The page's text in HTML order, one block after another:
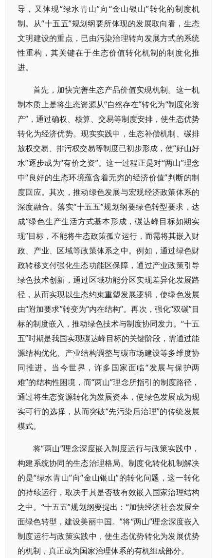
导，又体现“绿水青山”向“金山银山”转化的制度机
制。从“十五五”规划纲要所体现的发展取向看，生态
文明建设的重点，已由污染治理转向发展方式的系统
性重构，其关键在于生态价值转化机制的制度化推
进。
首先，加快完善生态产品价值实现机制。这一机
制本质上是将生态资源从“自然存在”转化为“制度化资
产”，通过确权、核算、交易等制度安排，使生态优势
转化为经济优势。现实实践中，生态补偿机制、碳排
放权交易、排污权交易等制度已初步形成，使“好山好
水”逐步成为“有价之资”。这一过程正是对“两山”理念
中“良好的生态环境蕴含着无穷的经济价值”判断的制
度回应。其次，推动绿色发展与宏观经济政策体系的
深度融合。落实“十五五”规划纲要绿色转型要求，达
成“绿色生产生活方式基本形成，碳达峰目标如期实
现”目标，不能将生态政策孤立运行，而需将其嵌入财
政、产业、区域等政策体系之中。例如，通过绿色财
政转移支付强化生态功能区保障，通过产业政策引导
绿色技术创新，通过区域功能分区实现差异化发展路
径，从而实现以生态约束重塑发展逻辑，使绿色发展
由“附加要求”转变为“内在结构”。再次，强化“双碳”目
标的制度嵌入，推动绿色技术与制度协同发力。“十五
五”时期是我国实现碳达峰目标的关键阶段，需通过能
源结构优化、产业结构调整与碳市场建设等多维度协
同推进。当今世界，许多国家面临“发展与保护两
难”的结构性困境，而“两山”理念所指引的制度路径，
通过将生态资源转化为发展资本，使绿色发展成为现
实可行的选择，从而突破“先污染后治理”的传统发展
模式。
将“两山”理念深度嵌入制度运行与政策实践中，
构建系统协同的生态治理格局。制度化转化机制解决
的是“绿水青山”向“金山银山”的转化问题，这一转化
的持续运行，取决于其是否被有效嵌入国家治理结构
之中。“十五五”规划纲要提出：“加快经济社会发展全
面绿色转型，建设美丽中国。”将“两山”理念深度嵌入
制度运行与政策实践中，使生态优势转化为发展优势
的机制，真正成为国家治理体系的有机组成部分。